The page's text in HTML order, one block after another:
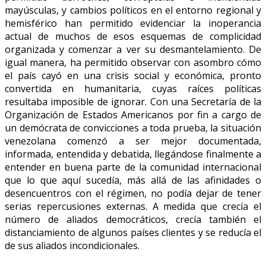
mayúsculas, y cambios políticos en el entorno regional y
hemisférico han permitido evidenciar la inoperancia
actual de muchos de esos esquemas de complicidad
organizada y comenzar a ver su desmantelamiento. De
igual manera, ha permitido observar con asombro cómo
el país cayó en una crisis social y económica, pronto
convertida en humanitaria, cuyas raíces políticas
resultaba imposible de ignorar. Con una Secretaría de la
Organización de Estados Americanos por fin a cargo de
un demócrata de convicciones a toda prueba, la situación
venezolana comenzó a ser mejor documentada,
informada, entendida y debatida, llegándose finalmente a
entender en buena parte de la comunidad internacional
que lo que aquí sucedía, más allá de las afinidades o
desencuentros con el régimen, no podía dejar de tener
serias repercusiones externas. A medida que crecía el
número de aliados democráticos, crecía también el
distanciamiento de algunos países clientes y se reducía el
de sus aliados incondicionales.